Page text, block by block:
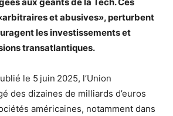
et abusives», perturbent
les investissements et
transatlantiques.
le 5 juin 2025, l’Union
des dizaines de milliards d’euros
américaines, notamment dans